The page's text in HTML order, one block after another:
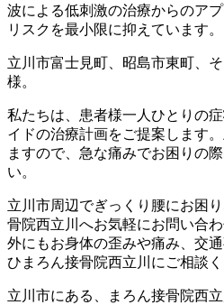
波による低刺激の治療からのア
リスクを最小限に抑えています。
立川市富士見町、昭島市東町、
様。
私たちは、患者様一人ひとりの
イドの治療計画をご提案します
ますので、急な痛みでお困りの
い。
立川市周辺でぎっくり腰にお困
骨院西立川へお気軽にお問い合
外にもお身体の歪みや痛み、交
ひまろん接骨院西立川にご相談く
立川市にある、まろん接骨院西